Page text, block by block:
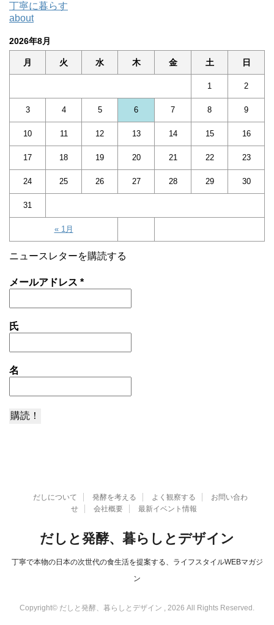
丁寧に暮らす
about
2026年8月
月 火 水 木 金 土 日
« 1月
1 2
3 4 5 6 7 8 9
10 11 12 13 14 15 16
17 18 19 20 21 22 23
24 25 26 27 28 29 30
31
ニュースレターを購読する
メールアドレス *
氏
名
だしについて 発酵を考える よく観察する
お問い合わ
せ
会社概要 最新イベント情報
だしと発酵、暮らしとデザイン
丁寧で本物の日本の次世代の食生活を提案する、ライフスタイルWEBマガジ
ン
Copyright© だしと発酵、暮らしとデザイン , 2026 All Rights Reserved.